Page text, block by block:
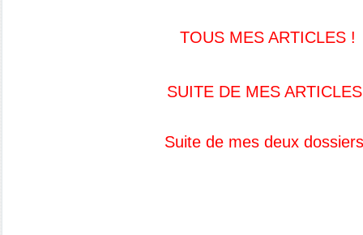
TOUS MES ARTICLES !
SUITE DE MES
Suite de mes deux